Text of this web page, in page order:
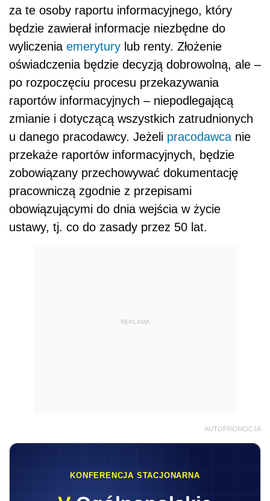
za te osoby raportu informacyjnego, który
będzie zawierał informacje niezbędne do
wyliczenia emerytury lub renty. Złożenie
oświadczenia będzie decyzją dobrowolną, ale –
po rozpoczęciu procesu przekazywania
raportów informacyjnych – niepodlegającą
zmianie i dotyczącą wszystkich zatrudnionych
u danego pracodawcy. Jeżeli pracodawca nie
przekaże raportów informacyjnych, będzie
zobowiązany przechowywać dokumentację
pracowniczą zgodnie z przepisami
obowiązującymi do dnia wejścia w życie
ustawy, tj. co do zasady przez 50 lat.
REKLAMA
AUTOPROMOCJA
KONFERENCJA STACJONARNA